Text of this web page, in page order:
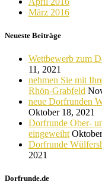
März 2016
Neueste Beiträge
Wettbewerb zum
11, 2021
nehmen Sie mit
Rhön-Grabfeld
neue Dorfrunden
Oktober 18, 2021
Dorfrunde Ober-
eingeweiht
Dorfrunde
2021
Dorfrunde.de